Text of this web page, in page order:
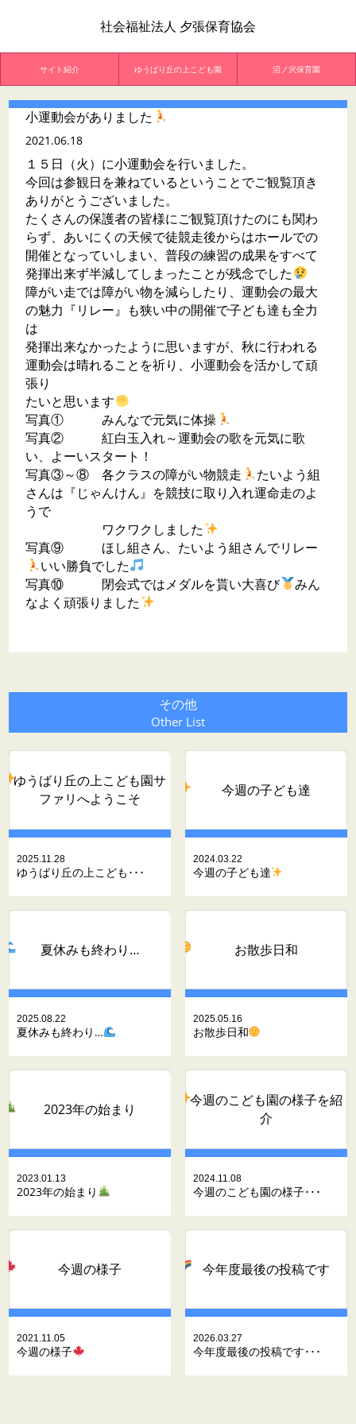
社会福祉法人 夕張保育協会
サイト紹介 ゆうばり丘の上こども園 沼ノ沢保育園
小運動会がありました
2021.06.18
１５日（火）に小運動会を行いました。
今回は参観日を兼ねているということでご観覧頂き
ありがとうございました。
たくさんの保護者の皆様にご観覧頂けたのにも関わ
らず、あいにくの天候で徒競走後からはホールでの
開催となっていしまい、普段の練習の成果をすべて
発揮出来ず半減してしまったことが残念でした
障がい走では障がい物を減らしたり、運動会の最大
の魅力『リレー』も狭い中の開催で子ども達も全力
は
発揮出来なかったように思いますが、秋に行われる
運動会は晴れることを祈り、小運動会を活かして頑
張り
たいと思います
写真① みんなで元気に体操
写真② 紅白玉入れ～運動会の歌を元気に歌
い、よーいスタート！
写真③～⑧ 各クラスの障がい物競走
たいよう組
さんは『じゃんけん』を競技に取り入れ運命走のよ
うで
ワクワクしました
写真⑨ ほし組さん、たいよう組さんでリレー
いい勝負でした
写真⑩ 閉会式ではメダルを貰い大喜び
みん
なよく頑張りました
その他
Other List
ゆうばり丘の上こども園サ
ファリへようこそ
2025.11.28
ゆうばり丘の上こども･･･
今週の子ども達
2024.03.22
今週の子ども達
夏休みも終わり…
2025.08.22
夏休みも終わり…
お散歩日和
2025.05.16
お散歩日和
2023年の始まり
2023.01.13
2023年の始まり
今週のこども園の様子を紹
介
2024.11.08
今週のこども園の様子･･･
今週の様子
2021.11.05
今週の様子
今年度最後の投稿です
2026.03.27
今年度最後の投稿です･･･